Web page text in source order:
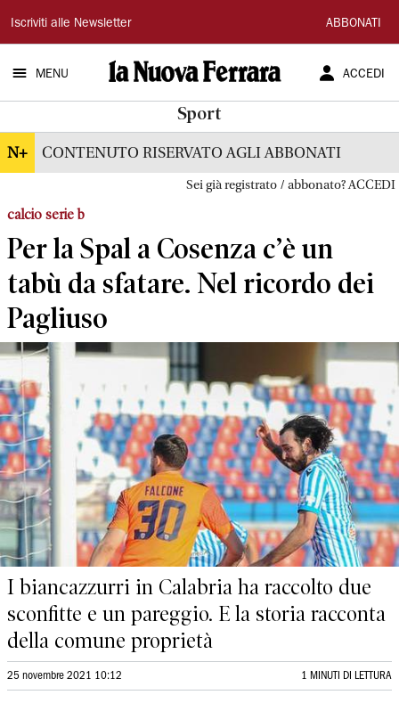
La
Nuova
Ferrara
Iscriviti alle Newsletter ABBONATI
MENU ACCEDI
Sport
N+ CONTENUTO RISERVATO AGLI ABBONATI
Sei già registrato / abbonato? ACCEDI
calcio serie b
Per la Spal a Cosenza c’è un
tabù da sfatare. Nel ricordo dei
Pagliuso
I biancazzurri in Calabria ha raccolto due
sconfitte e un pareggio. E la storia racconta
della comune proprietà
25 novembre 2021 10:12 1 MINUTI DI LETTURA